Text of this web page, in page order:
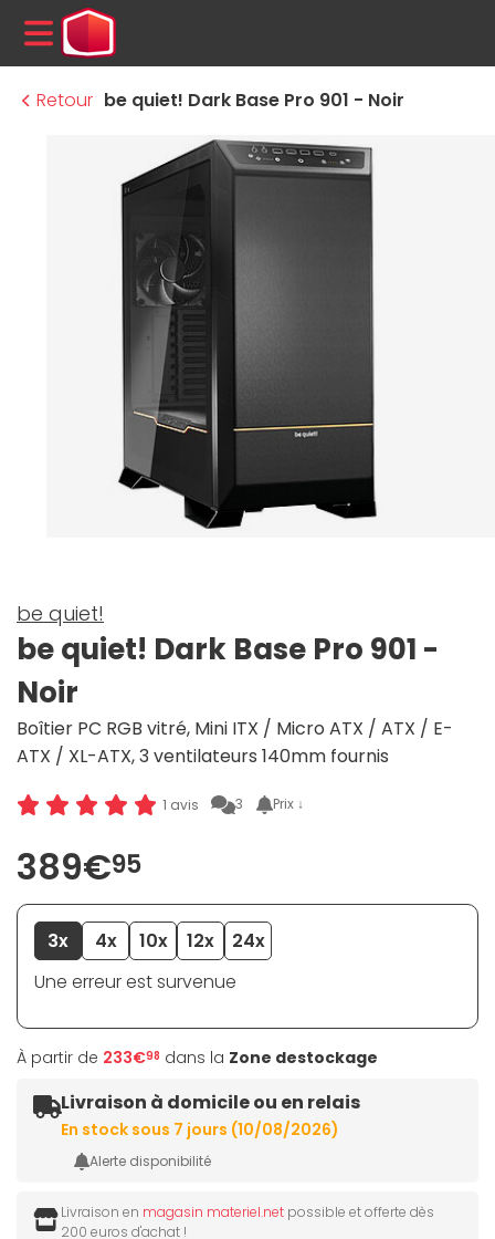
MENU
Retour be quiet! Dark Base Pro 901 - Noir
be quiet!
be quiet! Dark Base Pro 901 -
Noir
Boîtier PC RGB vitré, Mini ITX / Micro ATX / ATX / E-
ATX / XL-ATX, 3 ventilateurs 140mm fournis
1 avis 3 Prix ↓
389€95
3x 4x 10x 12x
24x
Une erreur est survenue
À partir de 233€98 dans la Zone destockage
Livraison à domicile ou en relais
En stock sous 7 jours (10/08/2026)
Alerte disponibilité
Livraison en magasin materiel.net possible et offerte dès
200 euros d'achat !